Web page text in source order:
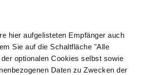
hier aufgelisteten Empfänger auch
Sie auf die Schaltfläche "Alle
optionalen Cookies selbst sowie
Daten zu Zwecken der
Karriere Standorte